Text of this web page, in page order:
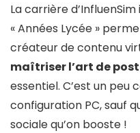
La carrière
« Années Lycée »
créateur de contenu
maîtriser l’art de
essentiel. C’est un peu
configuration PC, sauf
sociale qu’on booste !